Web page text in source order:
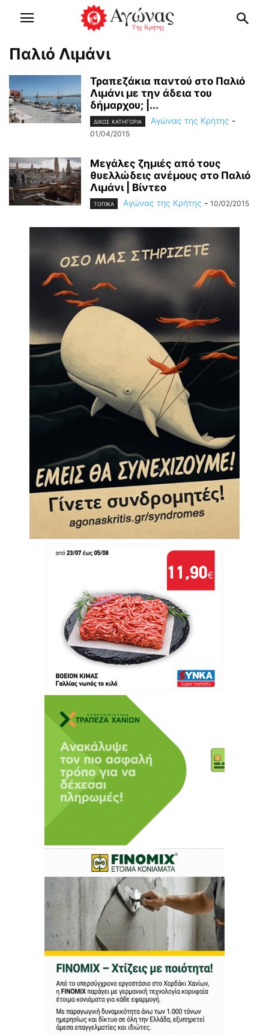
Παλιό Λιμάνι
Τραπεζάκια παντού στο Παλιό
Λιμάνι με την άδεια του
δήμαρχου; |...
ΔΙΧΩΣ ΚΑΤΗΓΟΡΙΑ Αγώνας της Κρήτης -
01/04/2015
Μεγάλες ζημιές από τους
θυελλώδεις ανέμους στο Παλιό
Λιμάνι | Βίντεο
ΤΟΠΙΚΑ Αγώνας της Κρήτης - 10/02/2015